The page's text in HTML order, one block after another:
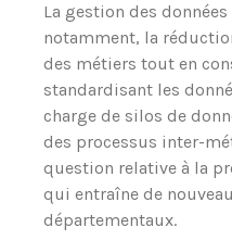
La gestion des
notamment, la
des métiers tout en
standardisant les
charge de silos de
des processus inter-
question relative à la
qui entraîne de
départementaux.